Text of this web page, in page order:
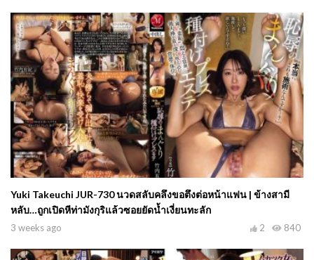
Yuki Takeuchi JUR-730 นวดสลับคลึงขอตึงต่อหน้าแฟน | ข้างสามี
หลับ…ถูกเปิดหีท่ามังกุริแล้วซอยยัดน้ำเงี่ยนทะลัก
3 weeks ago 840
2